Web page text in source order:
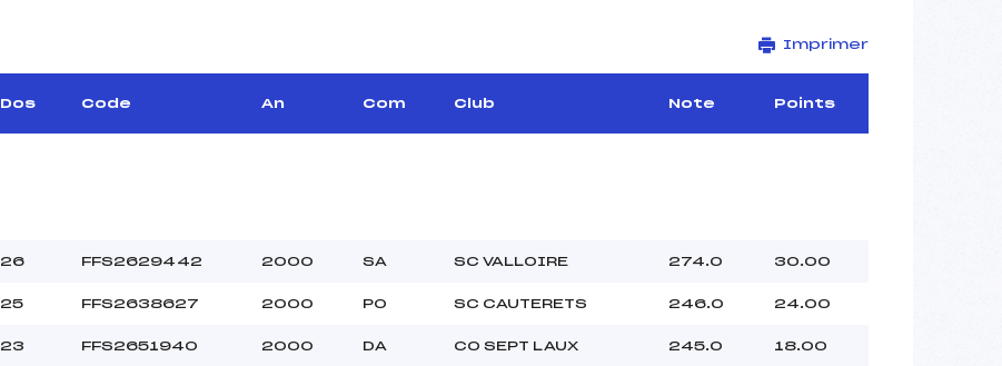
–
Piste de Replis
Altitude départ :
–
Altitude arrivée :
–
–
Nombre de portes :
Traceur :
Imprimer
Dos Code An Com Club Note Points
26 FFS2629442 2000 SA SC VALLOIRE 274.0 30.00
25 FFS2638627 2000 PO SC CAUTERETS 246.0 24.00
23 FFS2651940 2000 DA CO SEPT LAUX 245.0 18.00